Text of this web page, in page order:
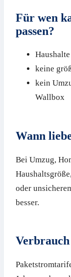
Für wen
passen?
keine
kein
Wallbox
Wann
Bei Umzug,
oder
besser.